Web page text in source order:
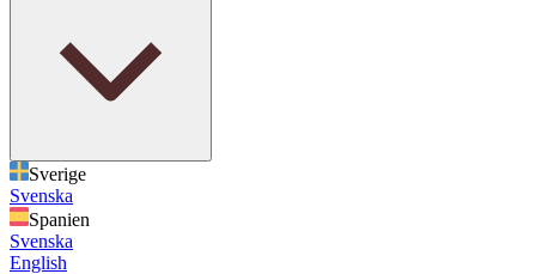
Sverige
Svenska
Spanien
Svenska
English